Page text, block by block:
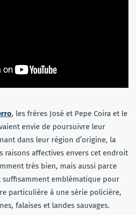
, les frères José et Pepe Coira et le
envie de poursuivre leur
dans leur région d’origine, la
raisons affectives envers cet endroit
très bien, mais aussi parce
emblématique pour
particulière à une série policière,
falaises et landes sauvages.